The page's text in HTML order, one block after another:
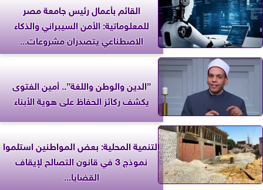
القائم بأعمال رئيس جامعة مصر
للمعلوماتية: الأمن السيبراني والذكاء
الاصطناعي يتصدران مشروعات...
”الدين والوطن واللغة”.. أمين الفتوى
يكشف ركائز الحفاظ على هوية الأبناء
التنمية المحلية: بعض المواطنين استلموا
نموذج 3 في قانون التصالح لإيقاف
القضايا...